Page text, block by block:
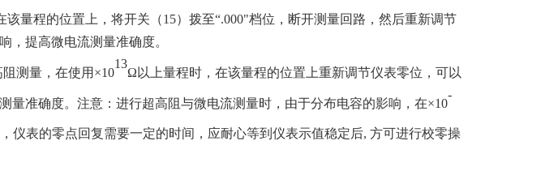
该量程的位置上，将开关（15）拨至“.000"档位，断开测量回路，然后重新调节
，提高微电流测量准确度。
测量，在使用 ×10
13
Ω以上量程时，在该量程的位置上重新调节仪表零位，可以
量准确度。注意：进行超高阻与微电流测量时，由于分布电容的影响，在×10
-
仪表的零点回复需要一定的时间，应耐心等到仪表示值稳定后, 方可进行校零操